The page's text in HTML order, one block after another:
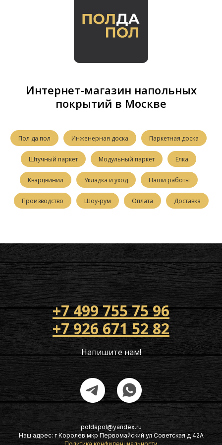
Интернет-магазин напольных
покрытий в Москве
Пол да пол Инженерная доска Паркетная доска
Штучный паркет Модульный паркет Елка
Кварцвинил Укладка и уход Наши работы
Производство Шоу-рум Оплата Доставка
+7 499 755 75 96
+7 926 671 52 82
Напишите нам!
poldapol@yandex.ru
Наш адрес: г Королев мкр Первомайский ул Советская д 42А